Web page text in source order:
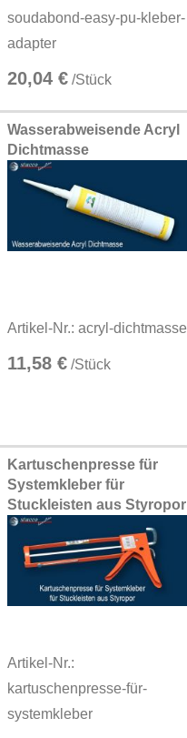
soudabond-easy-pu-kleber-
adapter
20,04 € /Stück
Wasserabweisende Acryl
Dichtmasse
Artikel-Nr.: acryl-dichtmasse
11,58 € /Stück
Kartuschenpresse für
Systemkleber für
Stuckleisten aus Styropor
Artikel-Nr.:
kartuschenpresse-für-
systemkleber